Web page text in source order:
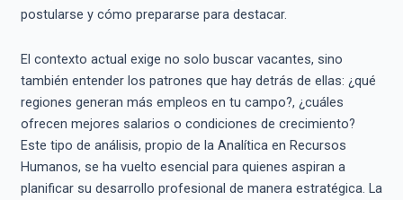
postularse y cómo prepararse para destacar.
El contexto actual exige no solo buscar vacantes, sino
también entender los patrones que hay detrás de ellas: ¿qué
regiones generan más empleos en tu campo?, ¿cuáles
ofrecen mejores salarios o condiciones de crecimiento?
Este tipo de análisis, propio de la Analítica en Recursos
Humanos, se ha vuelto esencial para quienes aspiran a
planificar su desarrollo profesional de manera estratégica. La